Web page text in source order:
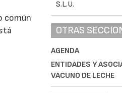
común
OTRAS
AGENDA
ENTIDADES Y
VACUNO DE LECHE